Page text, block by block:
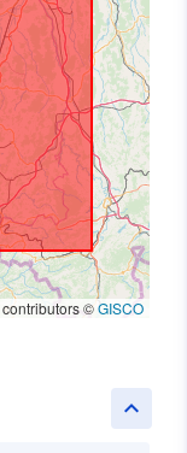
contributors ©GISCO
keyboard_arrow_up